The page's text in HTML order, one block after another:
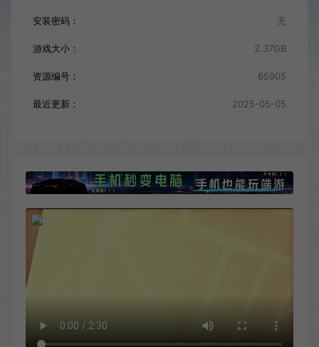
安装密码： 无
游戏大小： 2.37GB
资源编号： 65905
最近更新： 2025-05-05